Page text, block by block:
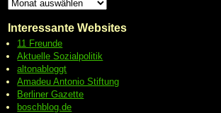
Interessante Websites
11 Freunde
Aktuelle Sozialpolitik
altonabloggt
Amadeu Antonio Stiftung
Berliner Gazette
boschblog.de